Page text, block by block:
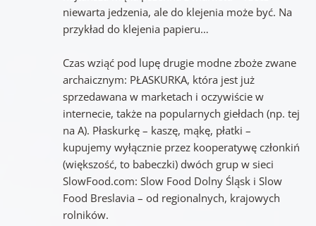
niewarta jedzenia, ale do klejenia może być. Na
przykład do klejenia papieru…
Czas wziąć pod lupę drugie modne zboże zwane
archaicznym: PŁASKURKA, która jest już
sprzedawana w marketach i oczywiście w
internecie, także na popularnych giełdach (np. tej
na A). Płaskurkę – kaszę, mąkę, płatki –
kupujemy wyłącznie przez kooperatywę członkiń
(większość, to babeczki) dwóch grup w sieci
SlowFood.com: Slow Food Dolny Śląsk i Slow
Food Breslavia – od regionalnych, krajowych
rolników.